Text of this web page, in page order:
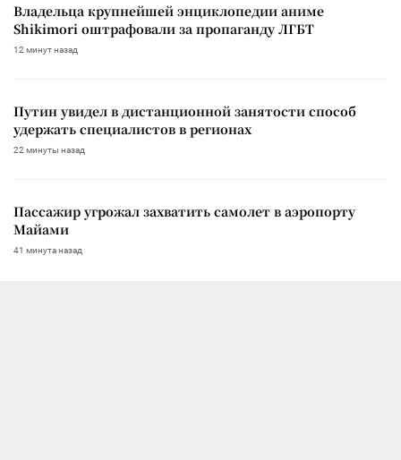
Владельца крупнейшей энциклопедии аниме
Shikimori оштрафовали за пропаганду ЛГБТ
12 минут назад
Путин увидел в дистанционной занятости способ
удержать специалистов в регионах
22 минуты назад
Пассажир угрожал захватить самолет в аэропорту
Майами
41 минута назад